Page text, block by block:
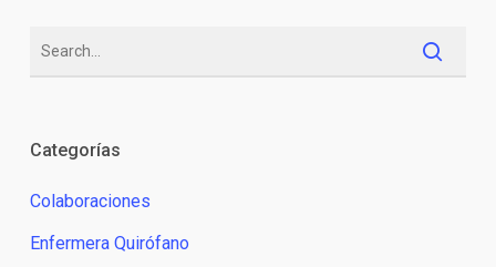
Categorías
Colaboraciones
Enfermera Quirófano